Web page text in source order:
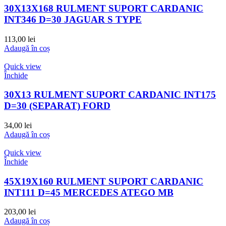
30X13X168 RULMENT SUPORT CARDANIC
INT346 D=30 JAGUAR S TYPE
113,00 lei
Adaugă în coș
Quick view
Închide
30X13 RULMENT SUPORT CARDANIC INT175
D=30 (SEPARAT) FORD
34,00 lei
Adaugă în coș
Quick view
Închide
45X19X160 RULMENT SUPORT CARDANIC
INT111 D=45 MERCEDES ATEGO MB
203,00 lei
Adaugă în coș